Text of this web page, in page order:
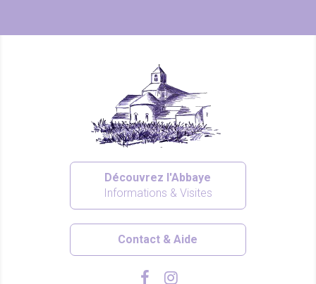
Découvrez l'Abbaye
Informations & Visites
Contact & Aide